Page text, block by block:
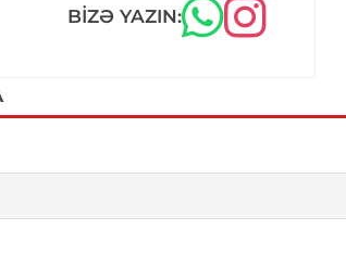
BIZƏ YAZIN: